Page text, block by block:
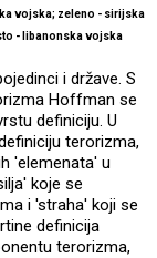
vojska; zeleno - sirijska
- libanonska vojska
i države. S
Hoffman se
definiciju. U
terorizma,
'elemenata' u
koje se
i 'straha' koji se
definicija
terorizma,